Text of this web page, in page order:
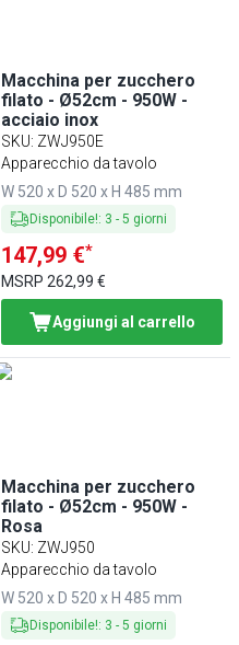
Macchina per zucchero
filato - Ø52cm - 950W -
acciaio inox
SKU: ZWJ950E
Apparecchio da tavolo
W 520 x D 520 x H 485 mm
Disponibile!: 3 -5 giorni
147,99 €*
MSRP262,99 €
Aggiungi al carrello
Macchina per zucchero
filato - Ø52cm - 950W -
Rosa
SKU: ZWJ950
Apparecchio da tavolo
W 520 x D 520 x H 485 mm
Disponibile!: 3 -5 giorni